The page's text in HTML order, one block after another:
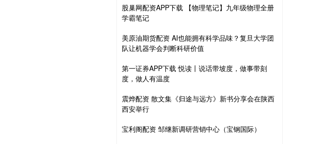
股巢网配资APP下载 【物理笔记】九年级物理全册
学霸笔记
美原油期货配资 AI也能拥有科学品味？复旦大学团
队让机器学会判断科研价值
第一证券APP下载 悦读丨说话带坡度，做事带刻
度，做人有温度
震烨配资 散文集《归途与远方》新书分享会在陕西
西安举行
宝利阁配资 邹继新调研营销中心（宝钢国际）